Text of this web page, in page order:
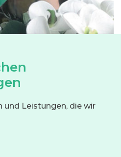
und Leistungen, die wir